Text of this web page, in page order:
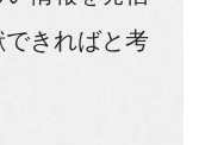
きればと考